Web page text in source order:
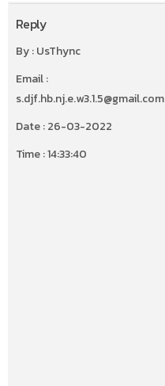
Reply
By : UsThync
Email :
s.djf.hb.nj.e.w3.1.5@gmail.com
Date : 26-03-2022
Time : 14:33:40